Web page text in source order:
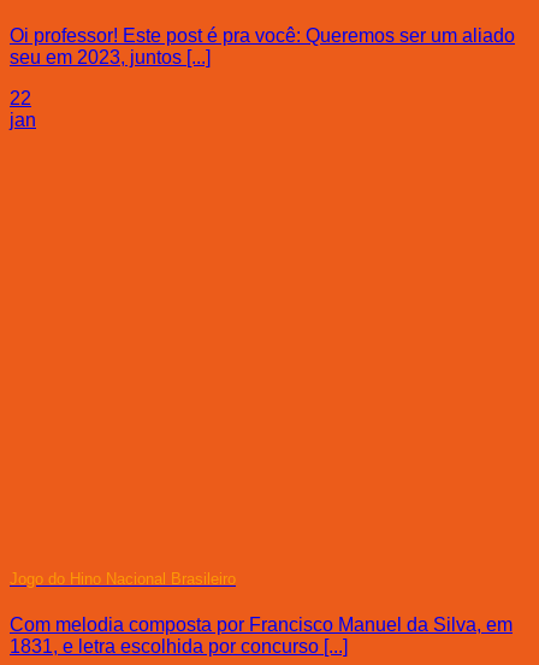
Oi professor! Este post é pra você: Queremos ser um aliado
seu em 2023, juntos [...]
22
jan
Jogo do Hino Nacional Brasileiro
Com melodia composta por Francisco Manuel da Silva, em
1831, e letra escolhida por concurso [...]